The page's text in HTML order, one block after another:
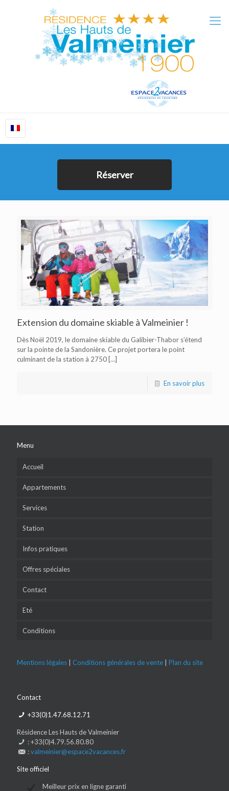
Extension du domaine skiable à Valmeinier !
Dès Noël 2019, le domaine skiable du Galibier-Thabor s’étend
sur la pointe de la Sandonière. Ce projet portera le point
culminant de la station à 2750 […]
En savoir plus
Menu
Accueil
Appartements
Services
Station
Infos pratiques
Offres spéciales
Contact
Eté
Conditions
Mentions légales Conditions générales de vente Plan du site
Contact
+33(0)1.47.68.12.71
Résidence Les Hauts de Valmeinier
: +33(0)4.79.56.80.80
:valmeinier@espace2vacances.fr
Site officiel
Meilleur prix en ligne garanti